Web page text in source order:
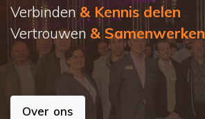
Verbinden & Kennis delen
Vertrouwen & Samenwerken
Over ons